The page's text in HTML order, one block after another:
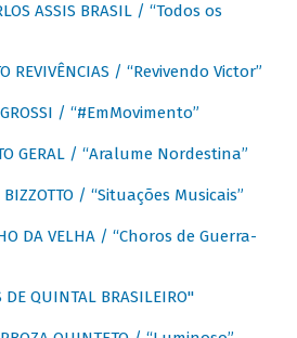
ASSIS BRASIL / “Todos os
REVIVÊNCIAS / “Revivendo Victor”
/ “#EmMovimento”
GERAL / “Aralume Nordestina”
BIZZOTTO / “Situações Musicais”
DA VELHA / “Choros de Guerra-
DE QUINTAL BRASILEIRO"